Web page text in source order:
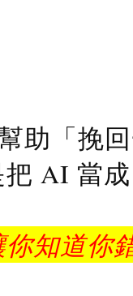
助「挽
把 AI 當
知道你